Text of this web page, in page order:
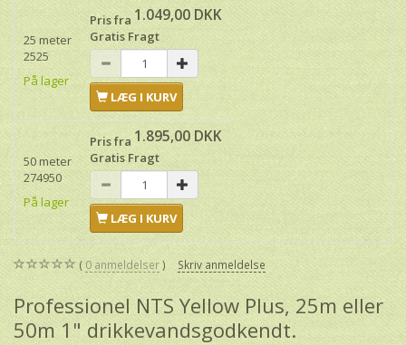
25 meter
2525
På lager
Pris fra 1.049,00 DKK
Gratis Fragt
LÆG I KURV
50 meter
274950
På lager
Pris fra 1.895,00 DKK
Gratis Fragt
LÆG I KURV
0 anmeldelser Skriv anmeldelse
Professionel NTS Yellow Plus, 25m eller
50m 1" drikkevandsgodkendt.